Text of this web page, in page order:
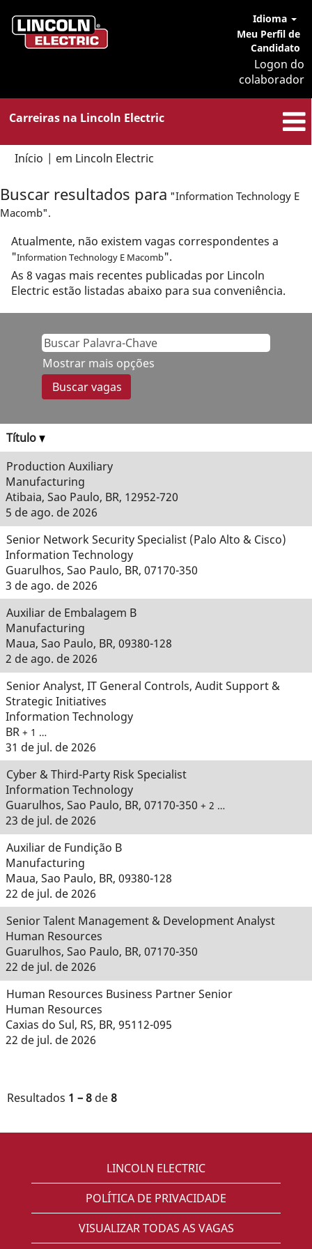
Idioma
Meu Perfil de
Candidato
Logon do
colaborador
Carreiras na Lincoln Electric
Início | em Lincoln Electric
Buscar resultados para "Information Technology E
Macomb".
Atualmente, não existem vagas correspondentes a
"Information Technology E Macomb".
As 8 vagas mais recentes publicadas por Lincoln
Electric estão listadas abaixo para sua conveniência.
Mostrar mais opções
Título
Production Auxiliary
Manufacturing
Atibaia, Sao Paulo, BR, 12952-720
5 de ago. de 2026
Senior Network Security Specialist (Palo Alto & Cisco)
Information Technology
Guarulhos, Sao Paulo, BR, 07170-350
3 de ago. de 2026
Auxiliar de Embalagem B
Manufacturing
Maua, Sao Paulo, BR, 09380-128
2 de ago. de 2026
Senior Analyst, IT General Controls, Audit Support &
Strategic Initiatives
Information Technology
BR + 1 …
31 de jul. de 2026
Cyber & Third-Party Risk Specialist
Information Technology
Guarulhos, Sao Paulo, BR, 07170-350 + 2 …
23 de jul. de 2026
Auxiliar de Fundição B
Manufacturing
Maua, Sao Paulo, BR, 09380-128
22 de jul. de 2026
Senior Talent Management & Development Analyst
Human Resources
Guarulhos, Sao Paulo, BR, 07170-350
22 de jul. de 2026
Human Resources Business Partner Senior
Human Resources
Caxias do Sul, RS, BR, 95112-095
22 de jul. de 2026
Resultados 1 – 8 de8
LINCOLN ELECTRIC
POLÍTICA DE PRIVACIDADE
VISUALIZAR TODAS AS VAGAS